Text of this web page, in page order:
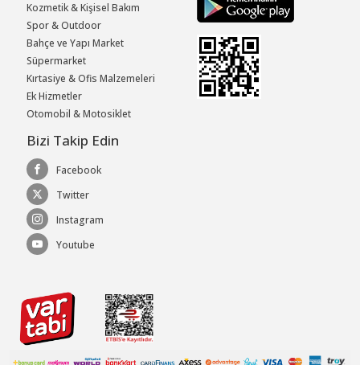
Kozmetik & Kişisel Bakım
Spor & Outdoor
Bahçe ve Yapı Market
Süpermarket
Kırtasiye & Ofis Malzemeleri
Ek Hizmetler
Otomobil & Motosiklet
Bizi Takip Edin
Facebook
Twitter
Instagram
Youtube